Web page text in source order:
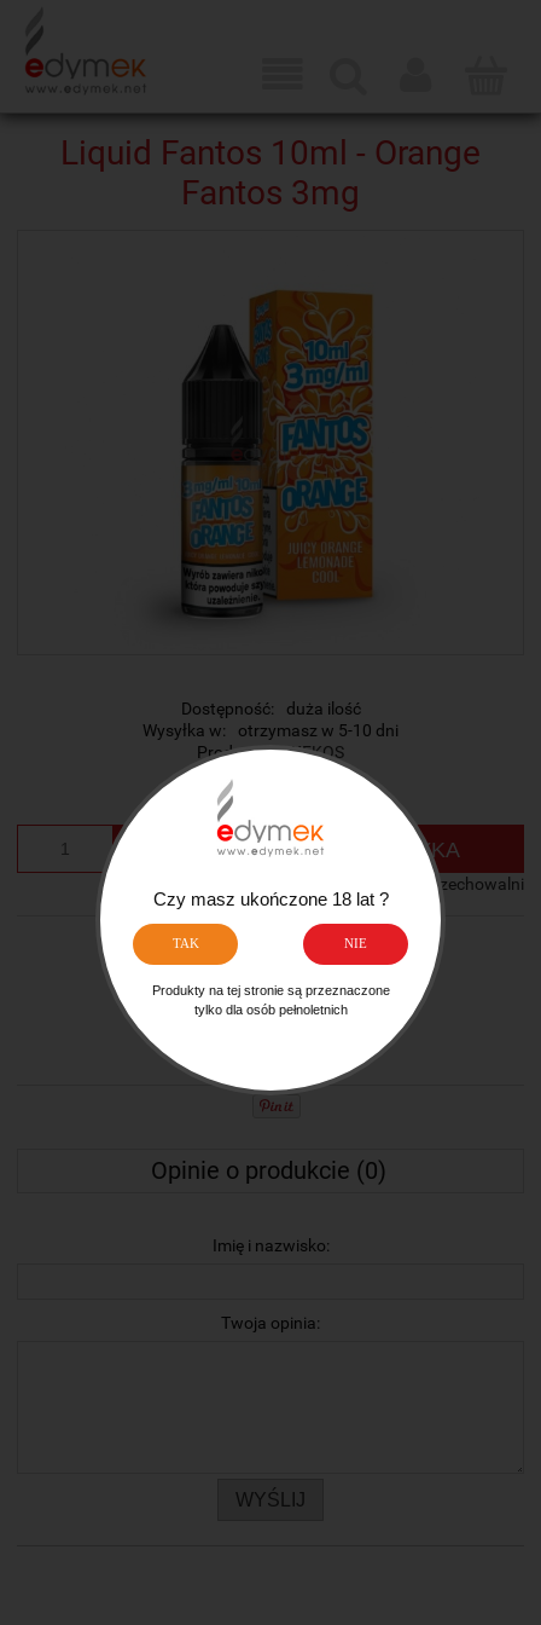
Liquid Fantos 10ml - Orange
Fantos 3mg
Dostępność:
duża ilość
Wysyłka w:
otrzymasz w 5-10 dni
Producent: KEKOS
Cena:
DO KOSZYKA
dodaj do przechowalni
Ocena:
zapytaj o produkt
poleć znajomemu
Opinie o produkcie (0)
Imię i nazwisko:
Twoja opinia:
WYŚLIJ
Czy masz ukończone 18 lat ?
TAK NIE
Produkty na tej stronie są przeznaczone
tylko dla osób pełnoletnich